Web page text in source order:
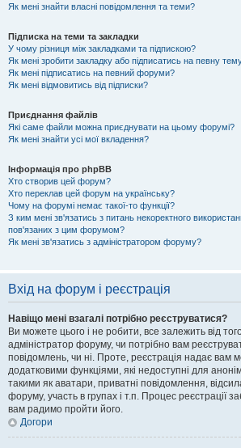
Як мені знайти власні повідомлення та теми?
Підписка на теми та закладки
У чому різниця між закладками та підпискою?
Як мені зробити закладку або підписатись на певну
Як мені підписатись на певний форуми?
Як мені відмовитись від підписки?
Приєднання файлів
Які саме файли можна приєднувати на цьому форумі?
Як мені знайти усі мої вкладення?
Інформація про phpBB
Хто створив цей форум?
Хто переклав цей форум на українську?
Чому на форумі немає такої-то функції?
З ким мені зв'язатись з питань некоректного
пов'язаних з цим форумом?
Як мені зв'язатись з адміністратором форуму?
Вхід на форум і реєстрація
Навіщо мені взагалі потрібно реєструватися?
Ви можете цього і не робити, все залежить від
адміністратор форуму, чи потрібно вам
повідомлень, чи ні. Проте, реєстрація надає вам
додатковими функціями, які недоступні для
такими як аватари, приватні повідомлення,
форуму, участь в групах і т.п. Процес реєстрації
вам радимо пройти його.
Догори